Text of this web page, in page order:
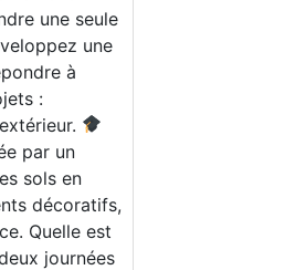
une seule
une
à
:
par un
sols en
décoratifs,
Quelle est
journées